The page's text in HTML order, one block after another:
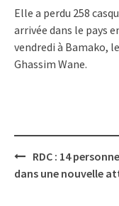
Elle a perdu 258
arrivée dans le pays
vendredi à Bamako,
Ghassim Wane.
Post
navigation
RDC : 14
dans une nouvelle